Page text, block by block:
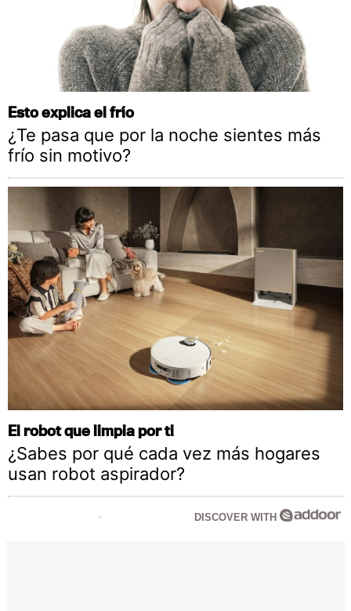
Esto explica el frío
¿Te pasa que por la noche sientes más
frío sin motivo?
El robot que limpia por ti
¿Sabes por qué cada vez más hogares
usan robot aspirador?
DISCOVER WITH